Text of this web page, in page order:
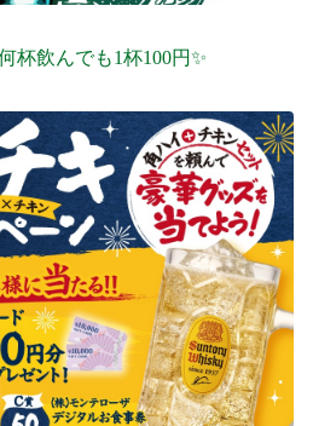
杯飲んでも1杯100円✨